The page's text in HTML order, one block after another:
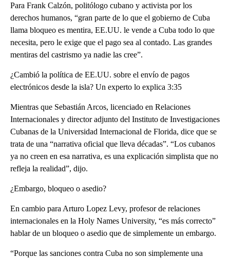
Para Frank Calzón, politólogo cubano y activista por los
derechos humanos, “gran parte de lo que el gobierno de Cuba
llama bloqueo es mentira, EE.UU. le vende a Cuba todo lo que
necesita, pero le exige que el pago sea al contado. Las grandes
mentiras del castrismo ya nadie las cree”.
¿Cambió la política de EE.UU. sobre el envío de pagos
electrónicos desde la isla? Un experto lo explica 3:35
Mientras que Sebastián Arcos, licenciado en Relaciones
Internacionales y director adjunto del Instituto de Investigaciones
Cubanas de la Universidad Internacional de Florida, dice que se
trata de una “narrativa oficial que lleva décadas”. “Los cubanos
ya no creen en esa narrativa, es una explicación simplista que no
refleja la realidad”, dijo.
¿Embargo, bloqueo o asedio?
En cambio para Arturo Lopez Levy, profesor de relaciones
internacionales en la Holy Names University, “es más correcto”
hablar de un bloqueo o asedio que de simplemente un embargo.
“Porque las sanciones contra Cuba no son simplemente una